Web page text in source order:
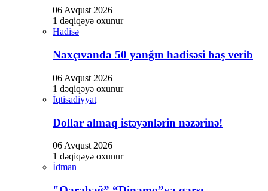
06 Avqust 2026
1 dəqiqəyə oxunur
Hadisə
Naxçıvanda 50 yanğın hadisəsi baş verib
06 Avqust 2026
1 dəqiqəyə oxunur
İqtisadiyyat
Dollar almaq istəyənlərin nəzərinə!
06 Avqust 2026
1 dəqiqəyə oxunur
İdman